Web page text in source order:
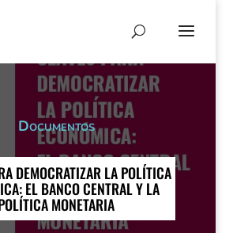
Documentos
DEMOCRATIZAR LA POLÍTICA
EL BANCO CENTRAL Y LA
MONETARIA